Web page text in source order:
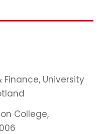
Finance, University
College,